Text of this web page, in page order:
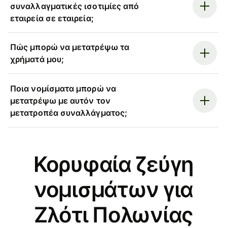
συναλλαγματικές ισοτιμίες από
εταιρεία σε εταιρεία;
Πώς μπορώ να μετατρέψω τα
χρήματά μου;
Ποια νομίσματα μπορώ να
μετατρέψω με αυτόν τον
μετατροπέα συναλλάγματος;
Κορυφαία ζεύγη
νομισμάτων για
Ζλότι Πολωνίας